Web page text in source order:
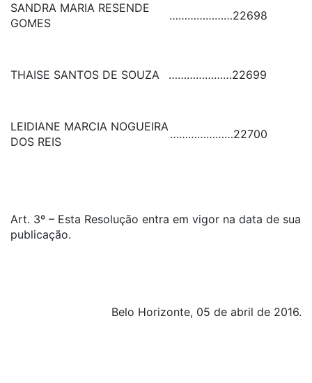
SANDRA MARIA RESENDE
GOMES
…………………22698
THAISE SANTOS DE SOUZA …………………22699
LEIDIANE MARCIA NOGUEIRA
DOS REIS
…………………22700
Art. 3º – Esta Resolução entra em vigor na data de sua
publicação.
Belo Horizonte, 05 de abril de 2016.